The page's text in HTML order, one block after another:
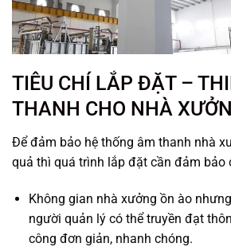
TIÊU CHÍ LẮP ĐẶT –
THANH CHO NHÀ
Để đảm bảo hệ thống âm thanh nhà
quả thì quá trình lắp đặt cần đảm bảo
Không gian nhà xưởng ồn ào
người quản lý có thể truyền đạt
công đơn giản, nhanh chóng.